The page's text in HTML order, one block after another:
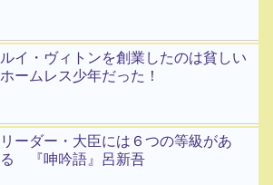
ルイ・ヴィトンを創業したのは貧しい
ホームレス少年だった！
リーダー・大臣には６つの等級があ
る 『呻吟語』呂新吾